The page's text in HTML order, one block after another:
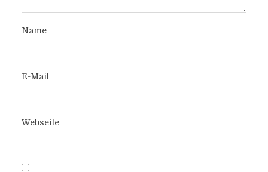
Name
E-Mail
Webseite